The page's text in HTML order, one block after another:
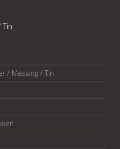
/ Messing / Tin